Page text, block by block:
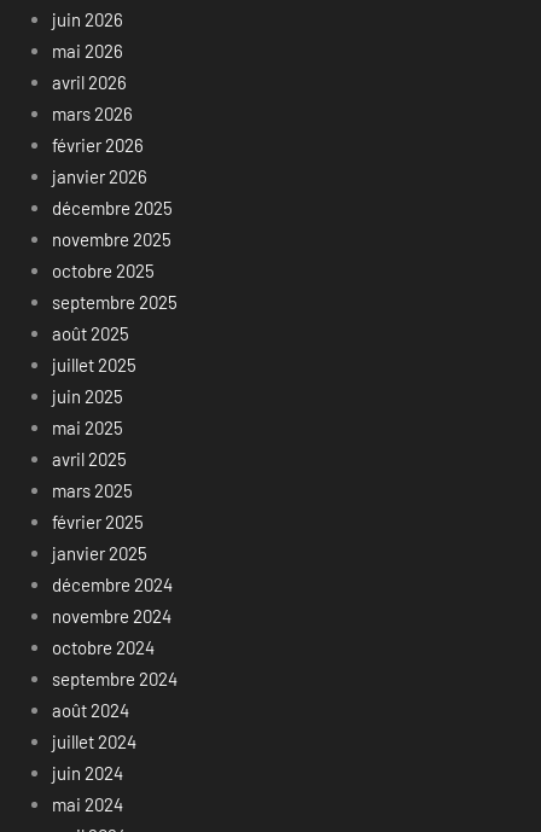
juin 2026
mai 2026
avril 2026
mars 2026
février 2026
janvier 2026
décembre 2025
novembre 2025
octobre 2025
septembre 2025
août 2025
juillet 2025
juin 2025
mai 2025
avril 2025
mars 2025
février 2025
janvier 2025
décembre 2024
novembre 2024
octobre 2024
septembre 2024
août 2024
juillet 2024
juin 2024
mai 2024